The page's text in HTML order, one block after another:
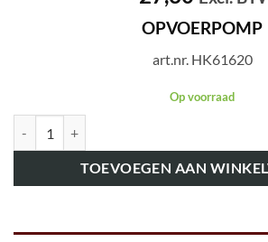
OPVOERPOMP
art.nr. HK61620
Op voorraad
TOEVOEGEN AAN